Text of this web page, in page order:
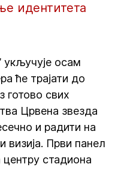
идентитета
укључује осам
ће трајати до
готово свих
Црвена звезда
и радити на
визија. Први панел
стадиона